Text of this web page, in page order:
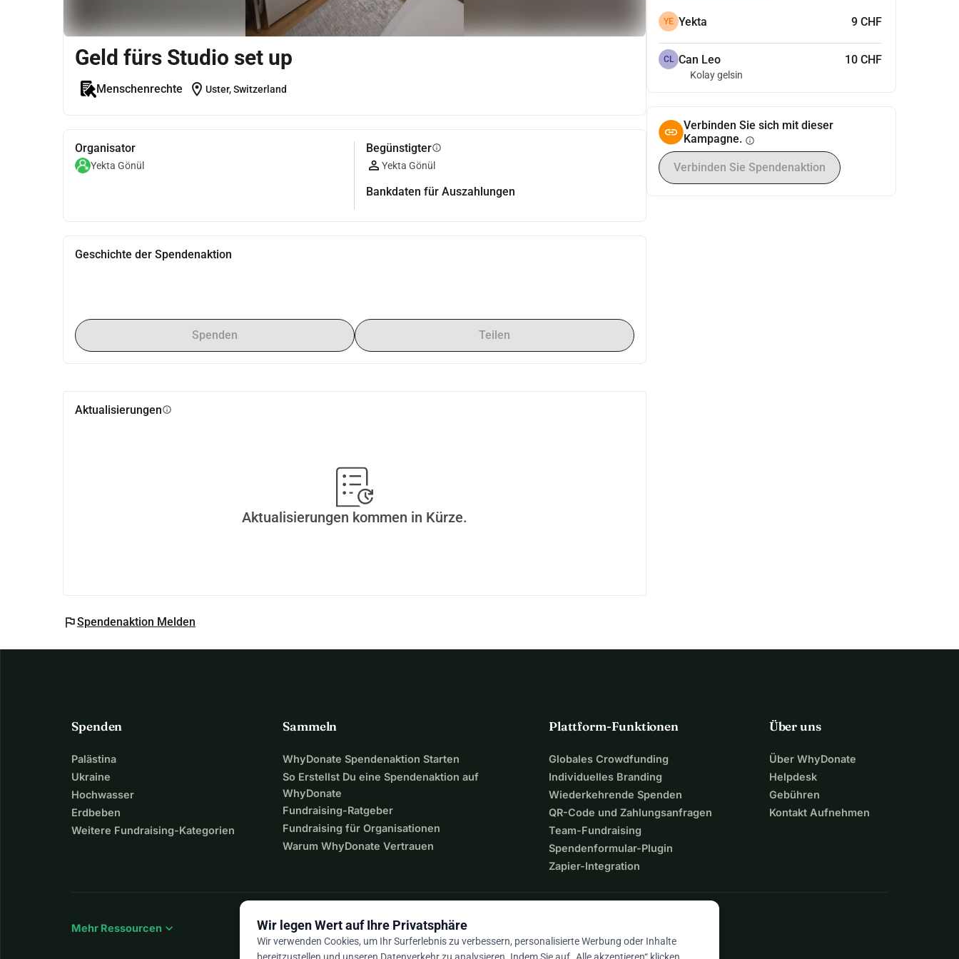
Geld fürs Studio set up
Menschenrechte location_on Uster, Switzerland
Organisator
Yekta Gönül
Begünstigterinfo
Yekta Gönül
Bankdaten für Auszahlungen
Geschichte der Spendenaktion
Spenden Teilen
Aktualisierungeninfo
Aktualisierungen kommen in Kürze.
flagSpendenaktion Melden
YE Yekta 9 CHF
CL Can Leo 10 CHF
Kolay gelsin
Verbinden Sie sich mit dieser
Kampagne. info
Verbinden Sie Spendenaktion
Spenden
Palästina
Ukraine
Hochwasser
Erdbeben
Weitere Fundraising-Kategorien
Sammeln
WhyDonate Spendenaktion Starten
So Erstellst Du eine Spendenaktion auf
WhyDonate
Fundraising-Ratgeber
Fundraising für Organisationen
Warum WhyDonate Vertrauen
Plattform-Funktionen
Globales Crowdfunding
Individuelles Branding
Wiederkehrende Spenden
QR-Code und Zahlungsanfragen
Team-Fundraising
Spendenformular-Plugin
Zapier-Integration
Über uns
Über WhyDonate
Helpdesk
Gebühren
Kontakt Aufnehmen
Mehr Ressourcen expand_more Wir legen Wert auf Ihre Privatsphäre
Wir verwenden Cookies, um Ihr Surferlebnis zu verbessern, personalisierte Werbung oder Inhalte